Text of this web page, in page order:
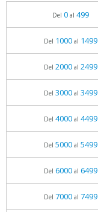
Del 0al 499
Del 1000al 1499
Del 2000al 2499
Del 3000al 3499
Del 4000al 4499
Del 5000al 5499
Del 6000al 6499
Del 7000al 7499